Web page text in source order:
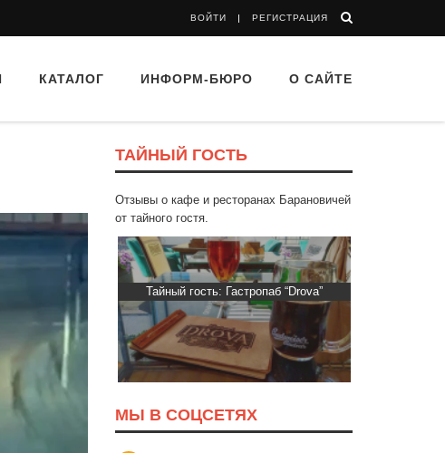
ВОЙТИ РЕГИСТРАЦИЯ
КАТАЛОГ ИНФОРМ-БЮРО О САЙТЕ
ТАЙНЫЙ ГОСТЬ
Отзывы о кафе и ресторанах Барановичей
от тайного гостя.
“Папараць
Тайный гость: Гастропаб “Drova”
МЫ В СОЦСЕТЯХ